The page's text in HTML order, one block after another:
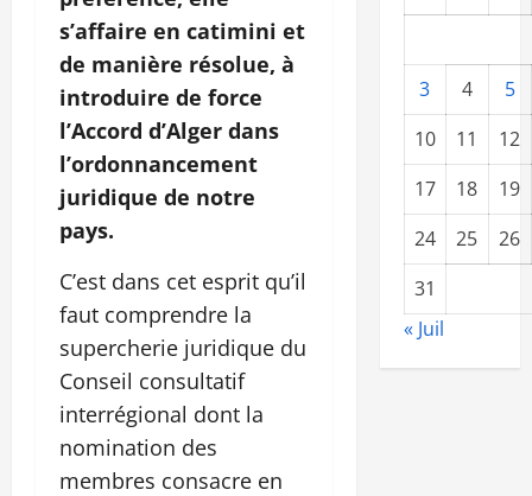
s’affaire en catimini et
de manière résolue, à
introduire de force
l’Accord d’Alger dans
l’ordonnancement
juridique de notre
pays.
C’est dans cet esprit qu’il
faut comprendre la
supercherie juridique du
Conseil consultatif
interrégional dont la
nomination des
membres consacre en
3 4
5
10
11
12
17
18
19
24
25
26
31
« Juil